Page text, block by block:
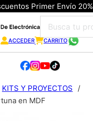
Primer Envío 20%
ACCEDER CARRITO
KITS Y PROYECTOS
/
en MDF